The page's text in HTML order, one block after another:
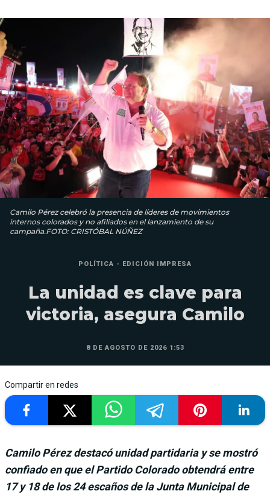
Camilo Pérez celebró la presencia de líderes de movimientos
internos colorados y no afiliados en el lanzamiento de su
campaña.FOTO: CRISTÓBAL NÚÑEZ
POLÍTICA - EDICIÓN IMPRESA
La unidad es clave para
victoria, asegura Camilo
8 DE AGOSTO DE 2026 1:53
Compartir en redes
Camilo Pérez destacó unidad partidaria y se mostró
confiado en que el Partido Colorado obtendrá entre
17 y 18 de los 24 escaños de la Junta Municipal de